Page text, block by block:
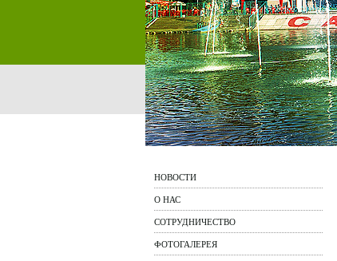
НОВОСТИ
О НАС
СОТРУДНИЧЕСТВО
ФОТОГАЛЕРЕЯ